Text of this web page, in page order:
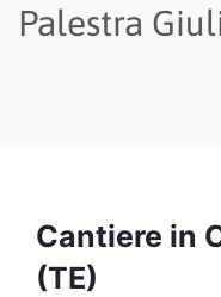
Palestra
Cantiere in
(TE)